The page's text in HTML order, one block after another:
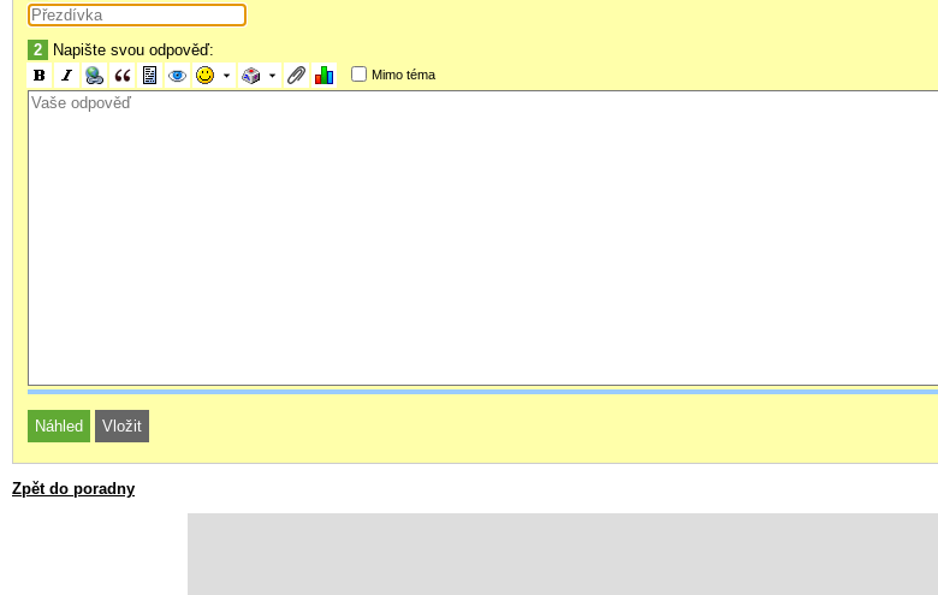
2 Napište svou odpověď:
Mimo téma
Zpět do poradny